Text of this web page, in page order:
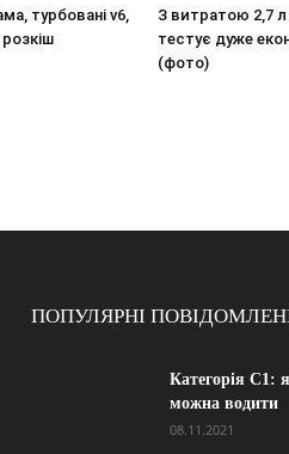
турбовані v6,
З витратою 2,7 л
тестує дуже
(фото)
ПОПУЛЯРНІ
Категорія С1:
можна водити
08.11.2021